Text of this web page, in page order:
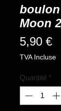
boulon
Moon
5,90 €
TVA Incluse
Quantité *